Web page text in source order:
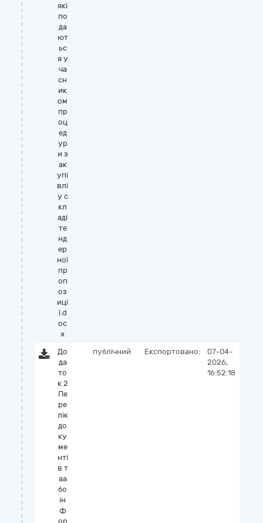
які
по
да
ют
ьс
я у
ча
сн
ик
ом
пр
оц
ед
ур
и з
ак
упі
влі
у с
кл
аді
те
нд
ер
ної
пр
оп
оз
иці
ї.d
oc
x
До
да
то
к 2
Пе
ре
лік
до
ку
ме
нті
в т
аа
бо
ін
ф
ор
публічний Експортовано:
07-04-
2026,
16:52:18